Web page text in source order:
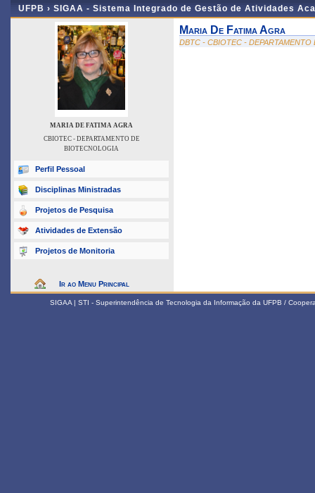
UFPB › SIGAA - Sistema Integrado de Gestão de Atividades
MARIA DE FATIMA AGRA
CBIOTEC - DEPARTAMENTO DE
BIOTECNOLOGIA
Perfil Pessoal
Disciplinas Ministradas
Projetos de Pesquisa
Atividades de Extensão
Projetos de Monitoria
Ir ao Menu Principal
Maria De Fatima Agra
DBTC - CBIOTEC -
SIGAA | STI - Superintendência de Tecnologia da Informação da UFPB /